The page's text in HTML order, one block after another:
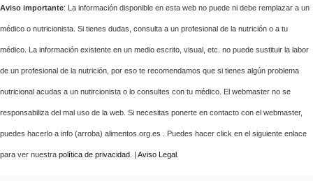
Aviso importante: La información disponible en esta web no puede ni debe remplazar a un
médico o nutricionista. Si tienes dudas, consulta a un profesional de la nutrición o a tu
médico. La información existente en un medio escrito, visual, etc. no puede sustituir la labor
de un profesional de la nutrición, por eso te recomendamos que si tienes algún problema
nutricional acudas a un nutircionista o lo consultes con tu médico. El webmaster no se
responsabiliza del mal uso de la web. Si necesitas ponerte en contacto con el webmaster,
puedes hacerlo a info (arroba) alimentos.org.es . Puedes hacer click en el siguiente enlace
para ver nuestra política de privacidad . | Aviso Legal